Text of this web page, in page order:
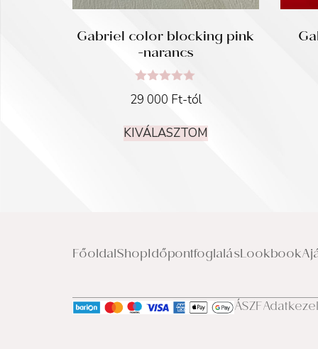
Gabriel color blocking pink
-narancs
Értékelés:
5.00
29 000 Ft-tól
KIVÁLASZTOM
FőoldalShopIdőpontfoglalásLookbook
ÁSZF